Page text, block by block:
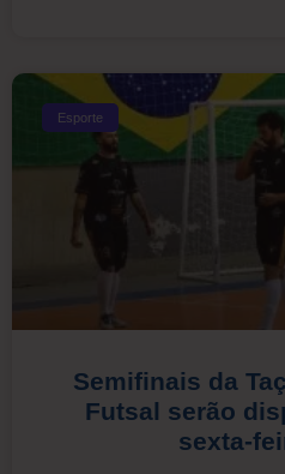
Esporte
Semifinais da
Futsal serão
sexta-